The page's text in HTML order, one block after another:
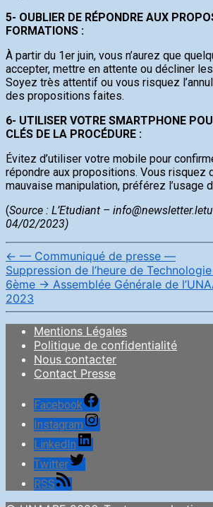
5- OUBLIER DE RÉPONDRE AUX
FORMATIONS :
À partir du 1er juin, vous n’aurez que
accepter, mettre en attente ou décliner
Soyez très attentif ou vous risquez
des propositions faites.
6- UTILISER VOTRE SMARTPHONE
CLÉS DE LA PROCÉDURE :
Évitez d’utiliser votre mobile pour
répondre aux propositions. Vous risquez
mauvaise manipulation, préférez l’usage
(Source : L’Etudiant –
04/02/2023)
← — Communiqué de presse —
Suppression de l’heure de
6ème → Assemblée Générale de
2023
Mentions Légales
Politique de confidentialité
Nous contacter
Contact Presse
Facebook
Instagram
LinkedIn
Twitter
RSS